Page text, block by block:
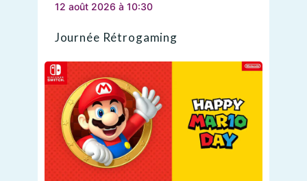
12 août 2026 à 10:30
Journée Rétrogaming